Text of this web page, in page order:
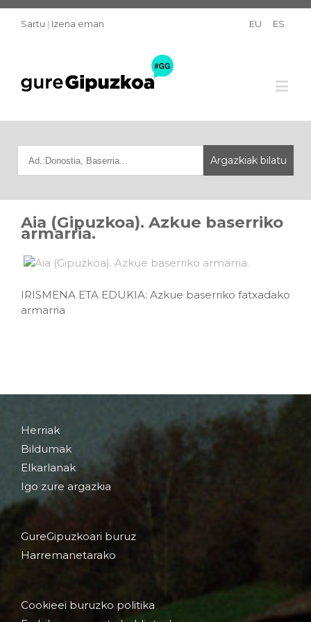
Sartu | Izena eman EU ES
Aia (Gipuzkoa). Azkue baserriko
armarria.
IRISMENA ETA EDUKIA: Azkue baserriko fatxadako
armarria
Herriak
Bildumak
Elkarlanak
Igo zure argazkia
GureGipuzkoari buruz
Harremanetarako
Cookieei buruzko politika